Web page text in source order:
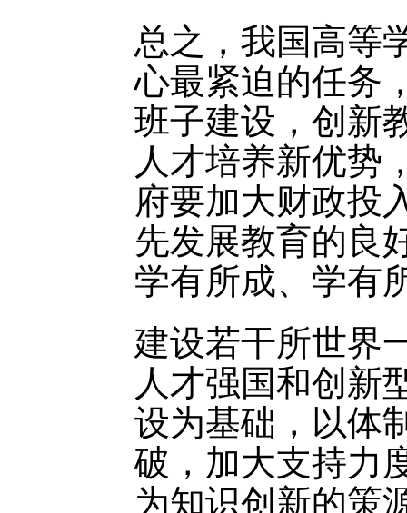
总之，我国高等
心最紧迫的任务
班子建设，创新
人才培养新优势
府要加大财政投
先发展教育的良
学有所成、学有
建设若干所世界
人才强国和创新
设为基础，以体
破，加大支持力
为知识创新的策